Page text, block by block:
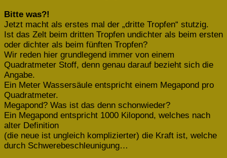
Bitte was?!
Jetzt macht als erstes mal der „dritte Tropfen“ stutzig.
Ist das Zelt beim dritten Tropfen undichter als beim ersten
oder dichter als beim fünften Tropfen?
Wir reden hier grundlegend immer von einem
Quadratmeter Stoff, denn genau darauf bezieht sich die
Angabe.
Ein Meter Wassersäule entspricht einem Megapond pro
Quadratmeter.
Megapond? Was ist das denn schonwieder?
Ein Megapond entspricht 1000 Kilopond, welches nach
alter Definition
(die neue ist ungleich komplizierter) die Kraft ist, welche
durch Schwerebeschleunigung…